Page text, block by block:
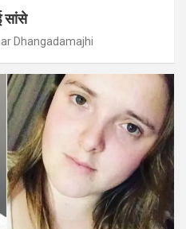
सांसे
Dhangadamajhi